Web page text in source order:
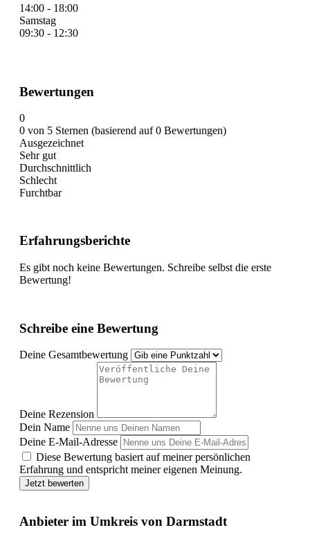
14:00 - 18:00
Samstag
09:30 - 12:30
Bewertungen
0
0 von 5 Sternen (basierend auf 0 Bewertungen)
Ausgezeichnet
Sehr gut
Durchschnittlich
Schlecht
Furchtbar
Erfahrungsberichte
Es gibt noch keine Bewertungen. Schreibe selbst die erste
Bewertung!
Schreibe eine Bewertung
Deine Gesamtbewertung
Deine Rezension
Dein Name
Deine E-Mail-Adresse
Diese Bewertung basiert auf meiner persönlichen
Erfahrung und entspricht meiner eigenen Meinung.
Jetzt bewerten
Anbieter im Umkreis von Darmstadt